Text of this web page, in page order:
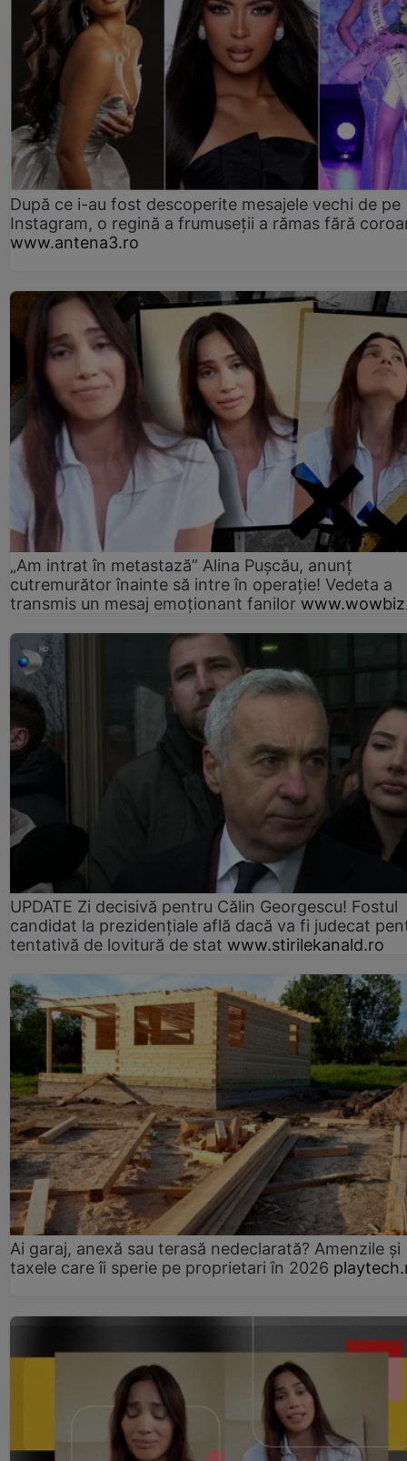
După ce i-au fost descoperite mesajele vechi de pe
Instagram, o regină a frumuseții a rămas fără
www.antena3.ro
„Am intrat în metastază” Alina Pușcău, anunț
cutremurător înainte să intre în operație! Vedeta a
transmis un mesaj emoționant fanilor
UPDATE Zi decisivă pentru Călin Georgescu! Fostul
candidat la prezidențiale află dacă va fi judecat
tentativă de lovitură de stat www.stirilekanald.ro
Ai garaj, anexă sau terasă nedeclarată? Amenzile și
taxele care îi sperie pe proprietari în 2026